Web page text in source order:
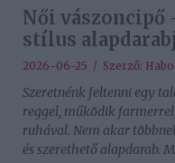
Női vászoncipő
stílus
2026-06-25 / Szerző:
Szeretnénk feltenni egy
reggel, működik
ruhával. Nem akar
és szerethető alapdarab.